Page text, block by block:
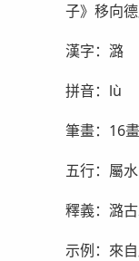
子》移向
漢字：潞
拼音：lù
筆畫：16畫
五行：屬水
釋義：潞
示例：來